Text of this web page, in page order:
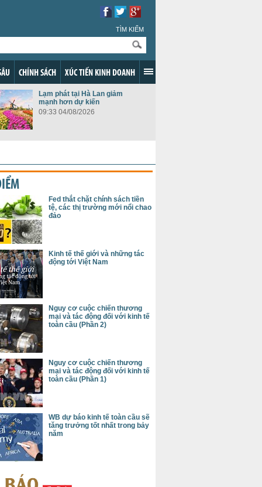
TÌM KIẾM
CHÍNH SÁCH XÚC TIẾN KINH DOANH
Lạm phát tại Hà Lan giảm
mạnh hơn dự kiến
09:33 04/08/2026
Fed thắt chặt chính sách tiền
tệ, các thị trường mới nổi chao
đảo
Kinh tế thế giới và những tác
động tới Việt Nam
Nguy cơ cuộc chiến thương
mại và tác động đối với kinh tế
toàn cầu (Phần 2)
Nguy cơ cuộc chiến thương
mại và tác động đối với kinh tế
toàn cầu (Phần 1)
WB dự báo kinh tế toàn cầu sẽ
tăng trưởng tốt nhất trong bảy
năm